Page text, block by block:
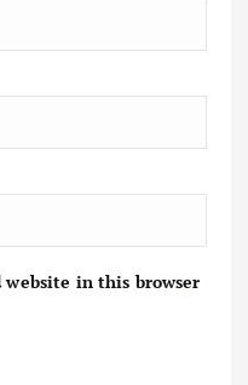
website in this browser